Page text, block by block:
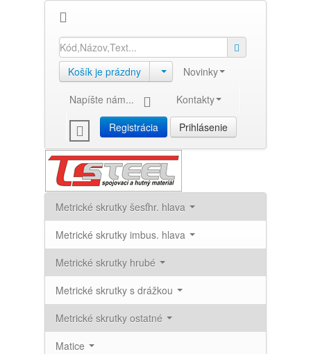
Košík je prázdny
Novinky
Napíšte nám...
Kontakty
Registrácia
Prihlásenie
Metrické skrutky šesťhr. hlava
Metrické skrutky imbus. hlava
Metrické skrutky hrubé
Metrické skrutky s drážkou
Metrické skrutky ostatné
Matice